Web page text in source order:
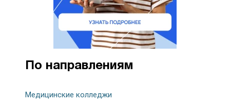
По направлениям
Медицинские колледжи